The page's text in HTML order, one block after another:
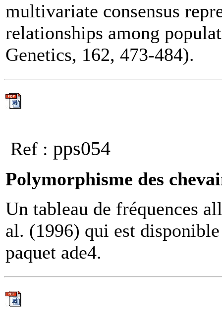
multivariate consensus
relationships among
Genetics, 162, 473-484).
Ref : pps054
Polymorphisme des
Un tableau de fréquences
al. (1996) qui est
paquet ade4.